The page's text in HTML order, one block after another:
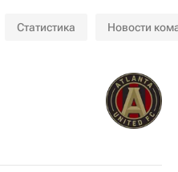
Статистика Новости